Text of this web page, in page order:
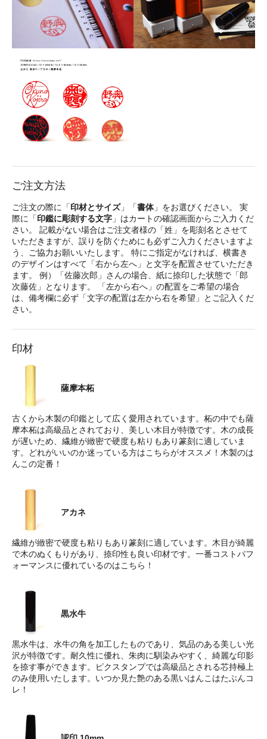
ご注文方法
ご注文の際に「印材とサイズ」「書体」をお選びください。 実
際に「印鑑に彫刻する文字 」はカートの確認画面からご入力くだ
さい。 記載がない場合はご注文者様の「姓」を彫刻名とさせて
いただきますが、誤りを防ぐためにも必ずご入力くださいますよ
う、ご協力お願いいたします。 特にご指定がなければ、横書き
のデザインはすべて「右から左へ」と文字を配置させていただき
ます。 例）「佐藤次郎」さんの場合、紙に捺印した状態で「郎
次藤佐」となります。 「左から右へ」の配置をご希望の場合
は、備考欄に必ず「文字の配置は左から右を希望」とご記入くだ
さい。
印材
薩摩本柘
古くから木製の印鑑として広く愛用されています。柘の中でも薩
摩本柘は高級品とされており、美しい木目が特徴です。木の成長
が遅いため、繊維が緻密で硬度も粘りもあり篆刻に適していま
す。どれがいいのか迷っている方はこちらがオススメ！木製のは
んこの定番！
アカネ
繊維が緻密で硬度も粘りもあり篆刻に適しています。木目が綺麗
で木のぬくもりがあり、捺印性も良い印材です。一番コストパフ
ォーマンスに優れているのはこちら！
黒水牛
黒水牛は、水牛の角を加工したものであり、気品のある美しい光
沢が特徴です。耐久性に優れ、朱肉に馴染みやすく、綺麗な印影
を捺す事ができます。ピクスタンプでは高級品とされる芯持極上
のみ使用いたします。いつか見た艶のある黒いはんこはたぶんコ
レ！